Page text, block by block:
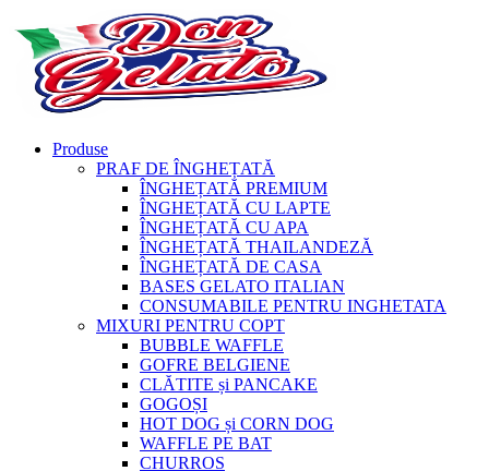
Produse
PRAF DE ÎNGHEȚATĂ
ÎNGHEȚATĂ PREMIUM
ÎNGHEȚATĂ CU LAPTE
ÎNGHEȚATĂ CU APA
ÎNGHEȚATĂ THAILANDEZĂ
ÎNGHEȚATĂ DE CASA
BASES GELATO ITALIAN
CONSUMABILE PENTRU INGHETATA
MIXURI PENTRU COPT
BUBBLE WAFFLE
GOFRE BELGIENE
CLĂTITE și PANCAKE
GOGOȘI
HOT DOG și CORN DOG
WAFFLE PE BAT
CHURROS